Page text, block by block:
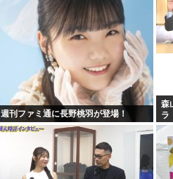
週刊ファミ通に長野桃羽が登場！
森
ラ